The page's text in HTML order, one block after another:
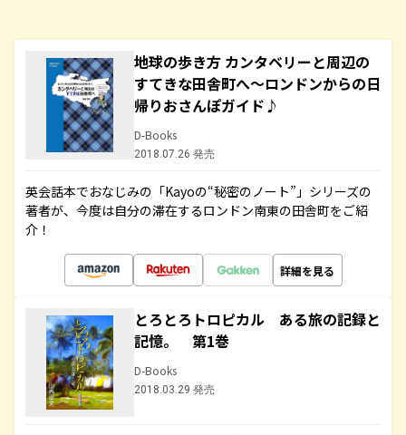
地球の歩き方 カンタベリーと周辺の
すてきな田舎町へ～ロンドンからの日
帰りおさんぽガイド♪
D-Books
2018.07.26 発売
英会話本でおなじみの「Kayoの“秘密のノート”」シリーズの
著者が、今度は自分の滞在するロンドン南東の田舎町をご紹
介！
詳細を見る
とろとろトロピカル ある旅の記録と
記憶。 第1巻
D-Books
2018.03.29 発売